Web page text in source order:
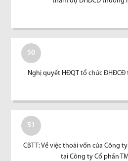
50
Nghị quyết HĐQT tổ chức
51
CBTT: Về việc thoái vốn của Công
tại Công ty Cổ phần